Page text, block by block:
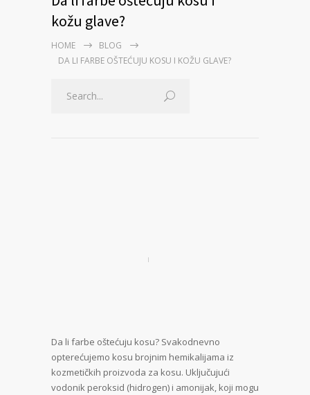
kožu glave?
HOME
BLOG
DA LI FARBE OŠTEĆUJU KOSU I KOŽU GLAVE?
Da li farbe oštećuju kosu? Svakodnevno
opterećujemo kosu brojnim hemikalijama iz
kozmetičkih proizvoda za kosu. Uključujući
vodonik peroksid (hidrogen) i amonijak, koji mogu